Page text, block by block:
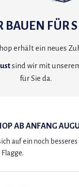
BAUEN FÜR
erhält ein neues
sind wir mit
für Sie da.
AB ANFANG
auf ein noch